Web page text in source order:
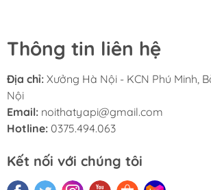
Thông tin liên hệ
Địa chỉ: Xưởng Hà Nội - KCN Phú Minh,
Nội
Email: noithatyapi@gmail.com
Hotline: 0375.494.063
Kết nối với chúng tôi